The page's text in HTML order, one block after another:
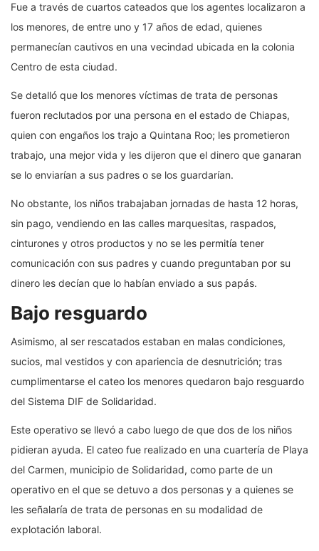
Fue a través de cuartos cateados que los agentes localizaron a
los menores, de entre uno y 17 años de edad, quienes
permanecían cautivos en una vecindad ubicada en la colonia
Centro de esta ciudad.
Se detalló que los menores víctimas de trata de personas
fueron reclutados por una persona en el estado de Chiapas,
quien con engaños los trajo a Quintana Roo; les prometieron
trabajo, una mejor vida y les dijeron que el dinero que ganaran
se lo enviarían a sus padres o se los guardarían.
No obstante, los niños trabajaban jornadas de hasta 12 horas,
sin pago, vendiendo en las calles marquesitas, raspados,
cinturones y otros productos y no se les permitía tener
comunicación con sus padres y cuando preguntaban por su
dinero les decían que lo habían enviado a sus papás.
Bajo resguardo
Asimismo, al ser rescatados estaban en malas condiciones,
sucios, mal vestidos y con apariencia de desnutrición; tras
cumplimentarse el cateo los menores quedaron bajo resguardo
del Sistema DIF de Solidaridad.
Este operativo se llevó a cabo luego de que dos de los niños
pidieran ayuda. El cateo fue realizado en una cuartería de Playa
del Carmen, municipio de Solidaridad, como parte de un
operativo en el que se detuvo a dos personas y a quienes se
les señalaría de trata de personas en su modalidad de
explotación laboral.